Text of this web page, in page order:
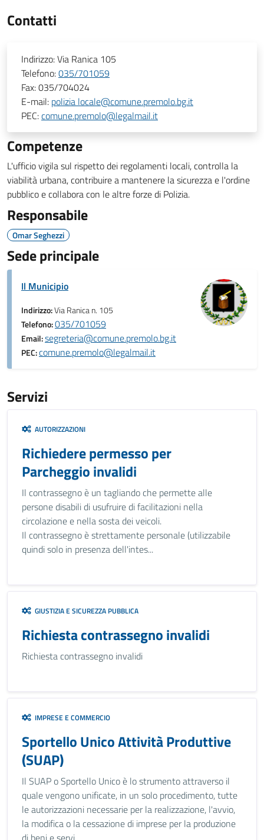
Contatti
Indirizzo:Via Ranica 105
Telefono:035/701059
Fax:035/704024
E-mail: polizia locale@comune.premolo.bg.it
PEC:comune.premolo@legalmail.it
Competenze
L'ufficio vigila sul rispetto dei regolamenti locali, controlla la
viabilità urbana, contribuire a mantenere la sicurezza e l'ordine
pubblico e collabora con le altre forze di Polizia.
Responsabile
Omar Seghezzi
Sede principale
Il Municipio
Indirizzo:Via Ranica n. 105
Telefono:035/701059
Email:segreteria@comune.premolo.bg.it
PEC:comune.premolo@legalmail.it
Servizi
AUTORIZZAZIONI
Richiedere permesso per
Parcheggio invalidi
Il contrassegno è un tagliando che permette alle
persone disabili di usufruire di facilitazioni nella
circolazione e nella sosta dei veicoli.
Il contrassegno è strettamente personale (utilizzabile
quindi solo in presenza dell'intes...
GIUSTIZIA E SICUREZZA PUBBLICA
Richiesta contrassegno invalidi
Richiesta contrassegno invalidi
IMPRESE E COMMERCIO
Sportello Unico Attività Produttive
(SUAP)
Il SUAP o Sportello Unico è lo strumento attraverso il
quale vengono unificate, in un solo procedimento, tutte
le autorizzazioni necessarie per la realizzazione, l'avvio,
la modifica o la cessazione di imprese per la produzione